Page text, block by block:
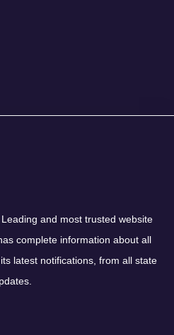
Leading and most trusted website
complete information about all
latest notifications, from all state